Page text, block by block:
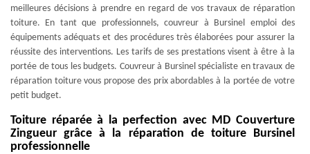
meilleures décisions à prendre en regard de vos travaux de réparation
toiture. En tant que professionnels, couvreur à Bursinel emploi des
équipements adéquats et des procédures très élaborées pour assurer la
réussite des interventions. Les tarifs de ses prestations visent à être à la
portée de tous les budgets. Couvreur à Bursinel spécialiste en travaux de
réparation toiture vous propose des prix abordables à la portée de votre
petit budget.
Toiture réparée à la perfection avec MD Couverture
Zingueur grâce à la réparation de toiture Bursinel
professionnelle